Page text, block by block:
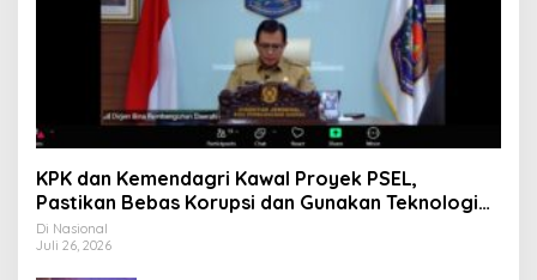
KPK dan Kemendagri Kawal Proyek PSEL,
Pastikan Bebas Korupsi dan Gunakan Teknologi
Ramah Lingkungan
Di Nasional
Juli 26, 2026